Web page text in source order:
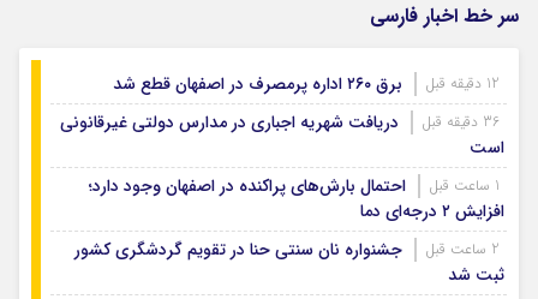
سر خط اخبار فارسی
برق ۲۶۰ اداره پرمصرف در اصفهان قطع شد
دریافت شهریه اجباری در مدارس دولتی غیرقانونی
است
احتمال بارش‌های پراکنده در اصفهان وجود دارد؛
افزایش ۲ درجه‌ای دما
جشنواره نان سنتی حنا در تقویم گردشگری کشور
ثبت شد